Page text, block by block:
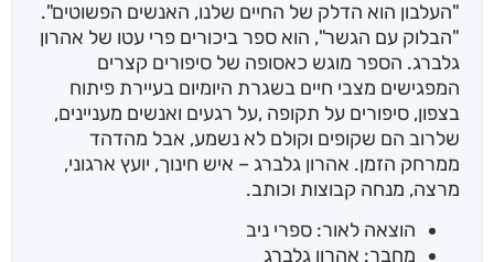
"העלבון הוא הדלק של החיים שלנו, האנשים הפשוטים".
"הבלוק עם הגשר", הוא ספר ביכורים פרי עטו של אהרון
גלברג. הספר מוגש כאסופה של סיפורים קצרים
המפגישים מצבי חיים בשגרת היומיום בעיירת פיתוח
בצפון, סיפורים על תקופה ,על רגעים ואנשים מעניינים,
שלרוב הם שקופים וקולם לא נשמע, אבל מהדהד
ממרחק הזמן. אהרון גלברג – איש חינוך, יועץ ארגוני,
מרצה, מנחה קבוצות וכותב.
הוצאה לאור: ספרי ניב
מחבר: אהרון גלברג